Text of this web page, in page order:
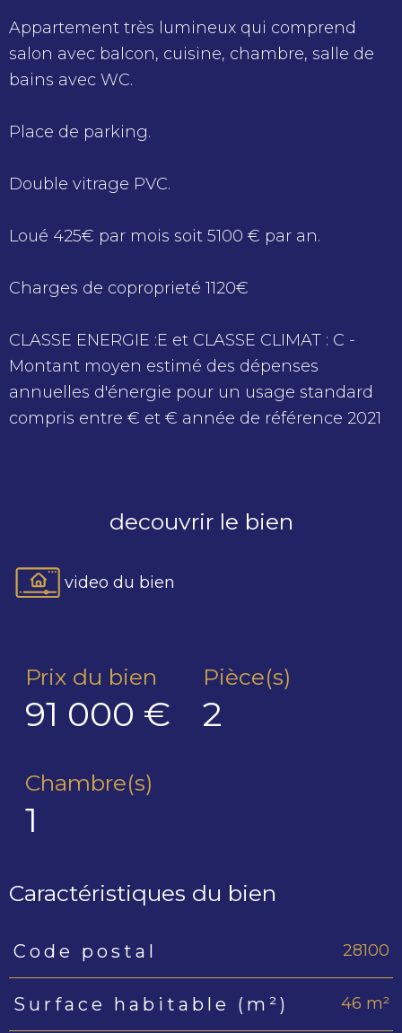
Appartement très lumineux qui comprend
salon avec balcon, cuisine, chambre, salle de
bains avec WC.
Place de parking.
Double vitrage PVC.
Loué 425€ par mois soit 5100 € par an.
Charges de coproprieté 1120€
CLASSE ENERGIE :E et CLASSE CLIMAT : C -
Montant moyen estimé des dépenses
annuelles d'énergie pour un usage standard
compris entre € et € année de référence 2021
decouvrir le bien
video du bien
Prix du bien
91 000 €
Pièce(s)
2
Chambre(s)
1
Caractéristiques du bien
Caractéristiques
Code postal 28100
Surface habitable (m²) 46 m²